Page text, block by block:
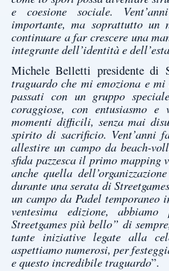
e coesione sociale.
importante, ma soprattutto un
continuare a far crescere una
integrante dell’identità e
Michele Belletti presidente di
traguardo che mi emoziona e
passati con un gruppo
coraggiose, con entusiasmo e
momenti difficili, senza mai
spirito di sacrificio. Vent’anni
allestire un campo da beach-
sfida pazzesca il primo mapping
anche quella
durante una serata di
un campo da Padel temporaneo
ventesima edizione,
Streetgames più bello” di
tante iniziative legate alla
aspettiamo numerosi, per
e questo incredibile traguardo”.